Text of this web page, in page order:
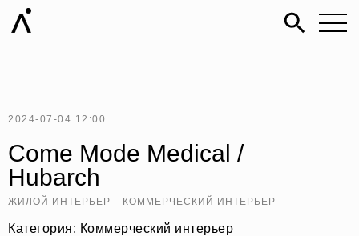
2024-07-04 12:00
Come Mode Medical /
Hubarch
ЖИЛОЙ ИНТЕРЬЕР КОММЕРЧЕСКИЙ ИНТЕРЬЕР
Категория: Коммерческий интерьер